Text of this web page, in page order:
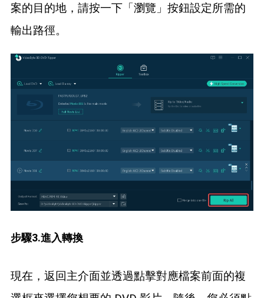
案的目的地，請按一下「瀏覽」按鈕設定所需的
輸出路徑。
步驟3.進入轉換
現在，返回主介面並透過點擊對應檔案前面的複